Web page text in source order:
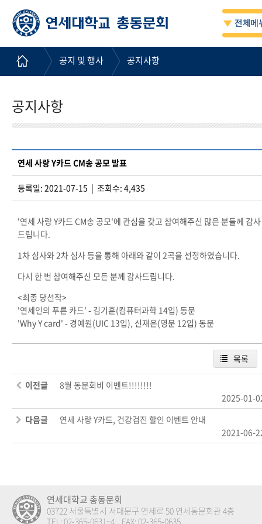
공지 및 행사 공지사항
공지사항
연세 사랑 Y카드 CM송 공모 발표
등록일: 2021-07-15 | 조회수: 4,435
'연세 사랑 Y카드 CM송 공모'에 관심을 갖고 참여해주신 많은 분들께 감사
드립니다.
1차 심사와 2차 심사 등을 통해 아래와 같이 2곡을 선정하였습니다.
다시 한 번 참여해주신 모든 분께 감사드립니다.
<최종 당선작>
'연세인의 푸른 카드' - 김기훈(컴퓨터과학 14입) 동문
'Why Y card' - 경예원(UIC 13입), 신재은(영문 12입) 동문
목록
이전글
8월 동문회비 이벤트!!!!!!!!
2025-01-
다음글
연세 사랑 Y카드, 건강검진 할인 이벤트 안내
2021-06-
연세대학교 총동문회
03722 서울특별시 서대문구 연세로 50 연세동문회관 4층
TEL: 02-365-0631~4 FAX: 02-365-0635